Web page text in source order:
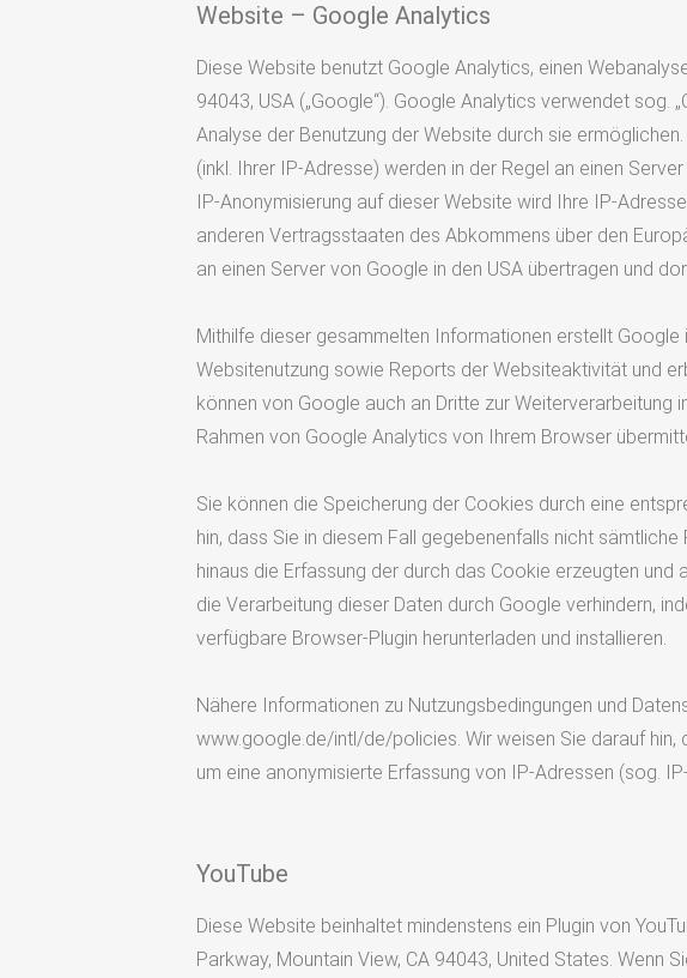
Website – Google Analytics
Diese Website benutzt Google Analytics, einen
94043, USA („Google“). Google Analytics verwendet sog.
Analyse der Benutzung der Website durch sie
(inkl. Ihrer IP-Adresse) werden in der Regel an einen
IP-Anonymisierung auf dieser Website wird Ihre IP-
anderen Vertragsstaaten des Abkommens über den
an einen Server von Google in den USA übertragen und
Mithilfe dieser gesammelten Informationen erstellt
Websitenutzung sowie Reports der Websiteaktivität und
können von Google auch an Dritte zur
Rahmen von Google Analytics von Ihrem Browser
Sie können die Speicherung der Cookies durch eine
hin, dass Sie in diesem Fall gegebenenfalls nicht
hinaus die Erfassung der durch das Cookie erzeugten
die Verarbeitung dieser Daten durch Google verhindern,
verfügbare Browser-Plugin herunterladen und installieren.
Nähere Informationen zu Nutzungsbedingungen und
www.google.de/intl/de/policies. Wir weisen Sie darauf
um eine anonymisierte Erfassung von IP-Adressen (sog.
YouTube
Diese Website beinhaltet mindenstens ein Plugin von
Parkway, Mountain View, CA 94043, United States. Wenn